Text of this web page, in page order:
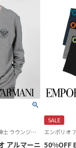
エンポリオ アルマーニ 紳士 ラウンジウェア
アルマーニ コンフォ
SALE
50%OFF